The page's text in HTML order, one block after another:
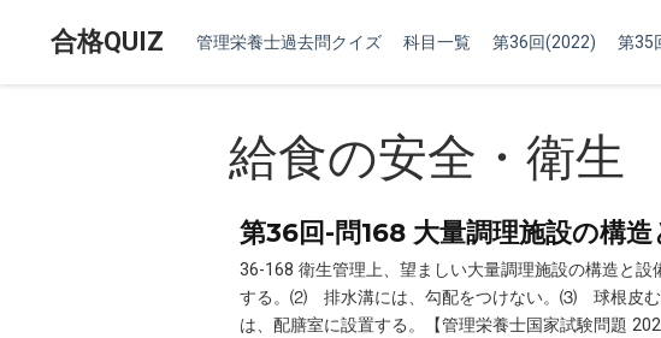
合格QUIZ 管理栄養士過去問クイズ 科目一覧 第36回(2022) 第35
給食の安全・衛生
第36回-問168 大量調理施設の構
36-168 衛生管理上、望ましい大量調理施設の構造と
する。⑵ 排水溝には、勾配をつけない。⑶ 球根皮
は、配膳室に設置する。【管理栄養士国家試験問題